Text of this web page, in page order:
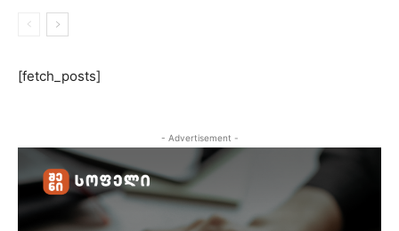
[fetch_posts]
- Advertisement -